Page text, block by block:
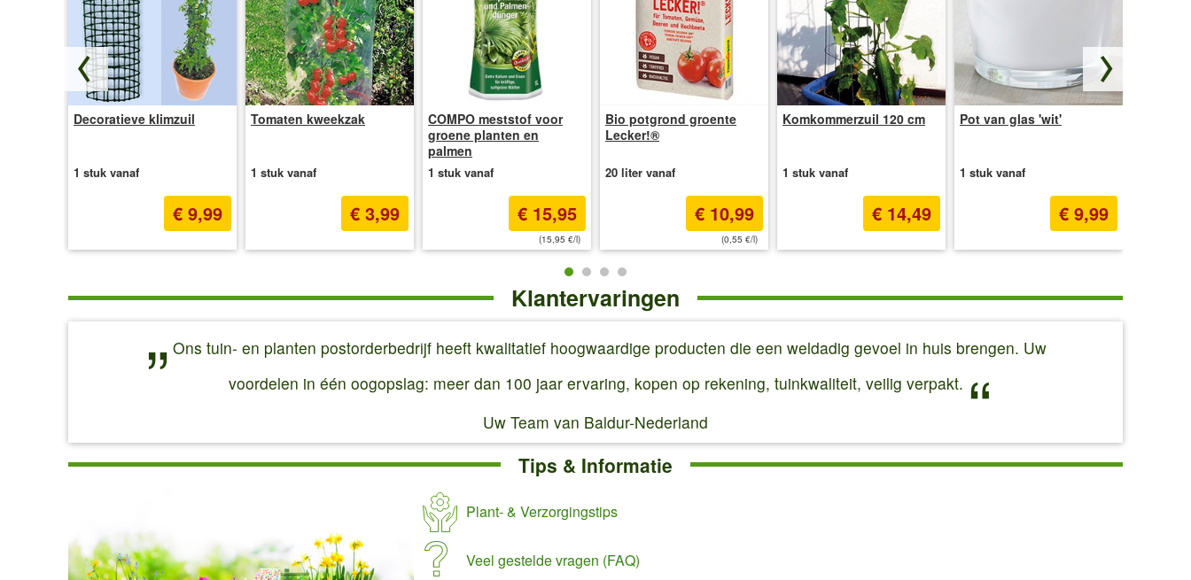
Decoratieve klimzuil
1 stuk vanaf
€ 9,99
Tomaten kweekzak
1 stuk vanaf
€ 3,99
COMPO meststof voor
groene planten en
palmen
1 stuk vanaf
€ 15,95
(15,95 €/l)
Bio potgrond groente
Lecker!®
20 liter vanaf
€ 10,99
(0,55 €/l)
Komkommerzuil 120 cm
1 stuk vanaf
€ 14,49
Pot van glas 'wit'
1 stuk vanaf
€ 9,99
Klantervaringen
Ons tuin- en planten postorderbedrijf heeft kwalitatief hoogwaardige producten die een weldadig gevoel in huis brengen. Uw
voordelen in één oogopslag: meer dan 100 jaar ervaring, kopen op rekening, tuinkwaliteit, veilig verpakt.
Uw Team van Baldur-Nederland
Tips & Informatie
Plant- & Verzorgingstips
Veel gestelde vragen (FAQ)